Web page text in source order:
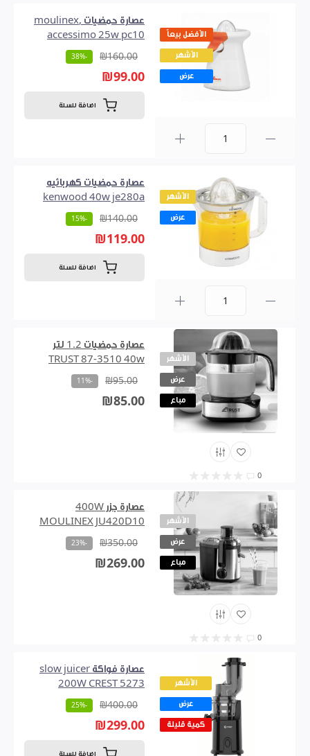
الأفضل بيعاً
الأشهر
عرض
عصارة حمضيات ,moulinex
accessimo 25w pc10
₪160.00
-38%
₪99.00
اضافة للسلة
الأشهر
عرض
عصارة حمضيات كهربائيه
kenwood 40w je280a
₪140.00
-15%
₪119.00
اضافة للسلة
الأشهر
عرض
مباع
0
عصارة حمضيات 1.2 لتر
TRUST 87-3510 40w
₪95.00
-11%
₪85.00
الأشهر
عرض
مباع
0
عصارة جزر 400W
MOULINEX JU420D10
₪350.00
-23%
₪269.00
الأشهر
عرض
كمية قليلة
عصارة فواكة slow juicer
200W CREST 5273
₪400.00
-25%
₪299.00
اضافة للسلة